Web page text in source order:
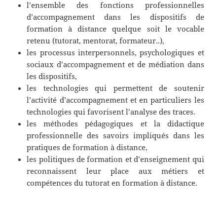
l’ensemble des fonctions professionnelles
d’accompagnement dans les dispositifs de
formation à distance quelque soit le vocable
retenu (tutorat, mentorat, formateur..),
les processus interpersonnels, psychologiques et
sociaux d’accompagnement et de médiation dans
les dispositifs,
les technologies qui permettent de soutenir
l’activité d’accompagnement et en particuliers les
technologies qui favorisent l’analyse des traces.
les méthodes pédagogiques et la didactique
professionnelle des savoirs impliqués dans les
pratiques de formation à distance,
les politiques de formation et d’enseignement qui
reconnaissent leur place aux métiers et
compétences du tutorat en formation à distance.